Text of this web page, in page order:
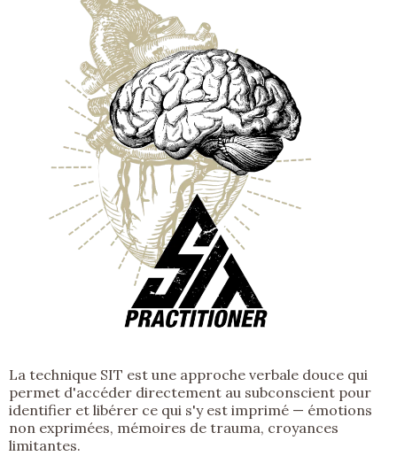
La technique SIT est une approche verbale douce qui
permet d'accéder directement au subconscient pour
identifier et libérer ce qui s'y est imprimé — émotions
non exprimées, mémoires de trauma, croyances
limitantes.